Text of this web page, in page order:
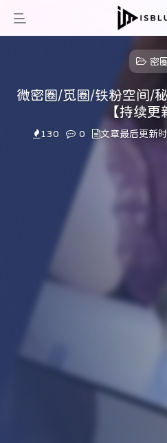
密圈
微密圈/觅圈/铁粉空间/
【持续更
130 0 文章最后更新